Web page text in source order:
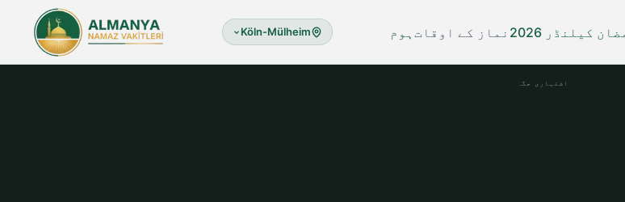
Köln-Mülheim ہوم نماز کے اوقات کیلنڈر 2026
اشتہاری جگہ